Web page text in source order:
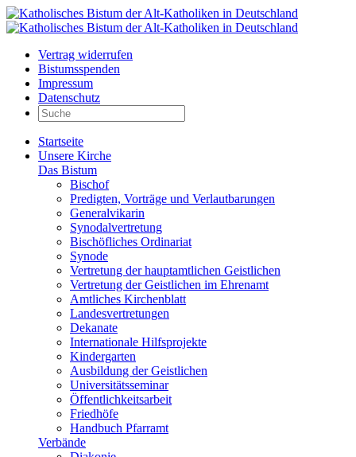
Vertrag widerrufen
Bistumsspenden
Impressum
Datenschutz
Startseite
Unsere Kirche
Das Bistum
Bischof
Predigten, Vorträge und Verlautbarungen
Generalvikarin
Synodalvertretung
Bischöfliches Ordinariat
Synode
Vertretung der hauptamtlichen Geistlichen
Vertretung der Geistlichen im Ehrenamt
Amtliches Kirchenblatt
Landesvertretungen
Dekanate
Internationale Hilfsprojekte
Kindergarten
Ausbildung der Geistlichen
Universitätsseminar
Öffentlichkeitsarbeit
Friedhöfe
Handbuch Pfarramt
Verbände